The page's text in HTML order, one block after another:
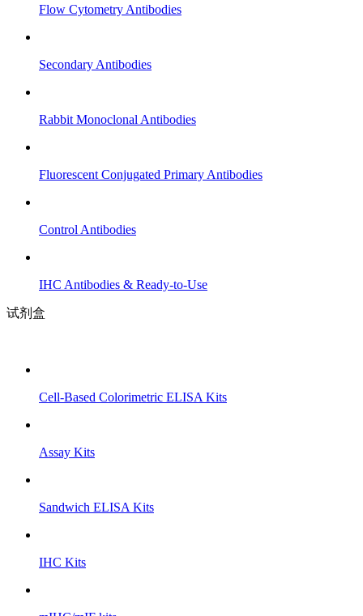
Flow Cytometry Antibodies
Secondary Antibodies
Rabbit Monoclonal Antibodies
Fluorescent Conjugated Primary Antibodies
Control Antibodies
IHC Antibodies & Ready-to-Use
试剂盒
Cell-Based Colorimetric ELISA Kits
Assay Kits
Sandwich ELISA Kits
IHC Kits